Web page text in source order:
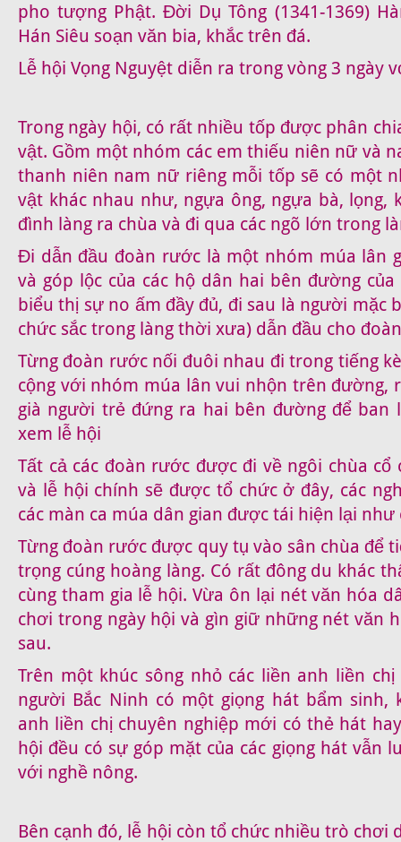
pho tượng Phật. Đời Dụ Tông (1341-1369)
Hán Siêu soạn văn bia, khắc trên đá.
Lễ hội Vọng Nguyệt diễn ra trong vòng 3 ngày
Trong ngày hội, có rất nhiều tốp được phân
vật. Gồm một nhóm các em thiếu niên nữ và
thanh niên nam nữ riêng mỗi tốp sẽ có một
vật khác nhau như, ngựa ông, ngựa bà, lọng,
đình làng ra chùa và đi qua các ngõ lớn trong
Đi dẫn đầu đoàn rước là một nhóm múa lân
và góp lộc của các hộ dân hai bên đường
biểu thị sự no ấm đầy đủ, đi sau là người mặc
chức sắc trong làng thời xưa) dẫn đầu cho
Từng đoàn rước nối đuôi nhau đi trong tiếng
cộng với nhóm múa lân vui nhộn trên đường,
già người trẻ đứng ra hai bên đường để ban
xem lễ hội
Tất cả các đoàn rước được đi về ngôi chùa cổ
và lễ hội chính sẽ được tổ chức ở đây, các
các màn ca múa dân gian được tái hiện lại
Từng đoàn rước được quy tụ vào sân chùa để
trọng cúng hoàng làng. Có rất đông du khác
cùng tham gia lễ hội. Vừa ôn lại nét văn hóa
chơi trong ngày hội và gìn giữ những nét văn
sau.
Trên một khúc sông nhỏ các liền anh liền
người Bắc Ninh có một giọng hát bẩm sinh,
anh liền chị chuyên nghiệp mới có thẻ hát
hội đều có sự góp mặt của các giọng hát vẫn
với nghề nông.
Bên cạnh đó, lễ hội còn tổ chức nhiều trò chơi